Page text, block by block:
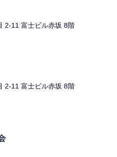
2-11 富士ビル赤坂 8階
2-11 富士ビル赤坂 8階